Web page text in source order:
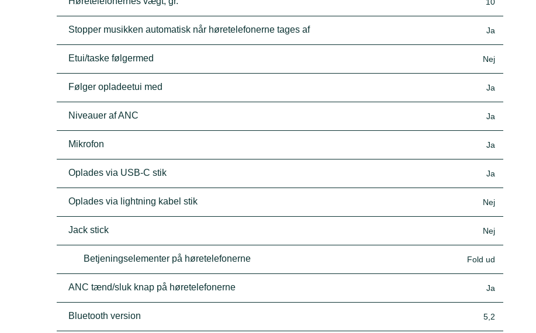
Stopper musikken automatisk når høretelefonerne tages af Ja
Etui/taske følgermed Nej
Følger opladeetui med Ja
Niveauer af ANC Ja
Mikrofon Ja
Oplades via USB-C stik Ja
Oplades via lightning kabel stik Nej
Jack stick Nej
Betjeningselementer på høretelefonerne Fold ud
ANC tænd/sluk knap på høretelefonerne Ja
Bluetooth version 5,2